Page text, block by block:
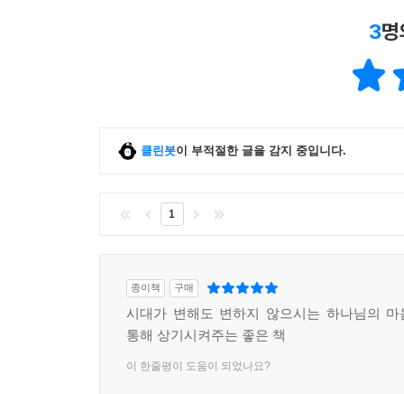
3
클린봇이 부적절한 글을 감지 중입니다.
1
종이책 구매
시대가 변해도 변하지 않으시는 하나님의 마
통해 상기시켜주는 좋은 책
이 한줄평이 도움이 되었나요?